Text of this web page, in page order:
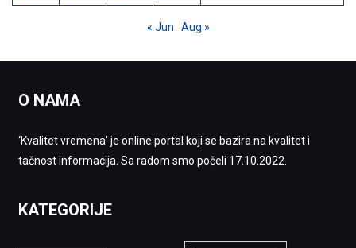
« Jun Aug »
O NAMA
‘Kvalitet vremena’ je online portal koji se bazira na kvalitet i
tačnost informacija. Sa radom smo počeli 17.10.2022.
KATEGORIJE